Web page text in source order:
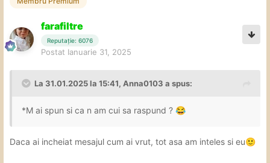
farafiltre
Reputație: 6076
Postat Ianuarie 31, 2025
La 31.01.2025 la 15:41, Anna0103 a spus:
*M ai spun si ca n am cui sa raspund ? 😂
Daca ai incheiat mesajul cum ai vrut, tot asa am inteles si eu🙂